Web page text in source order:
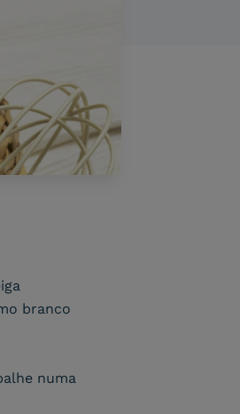
branco
numa